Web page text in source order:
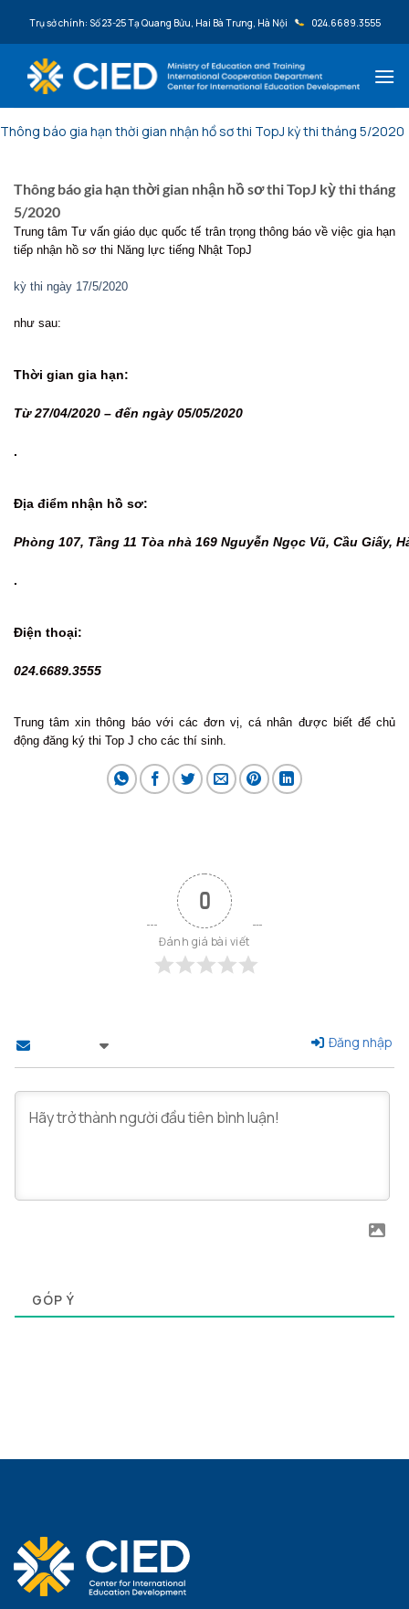
Trụ sở chính: Số 23-25 Tạ Quang Bửu, Hai Bà Trưng, Hà Nội 024.6689.3555
Thông báo gia hạn thời gian nhận hồ sơ thi TopJ kỳ thi tháng 5/2020
Thông báo gia hạn thời gian nhận hồ sơ thi TopJ kỳ thi tháng
5/2020
Trung tâm Tư vấn giáo dục quốc tế trân trọng thông báo về việc gia hạn
tiếp nhận hồ sơ thi Năng lực tiếng Nhật TopJ
kỳ thi ngày 17/5/2020
như sau:
Thời gian gia hạn:
Từ 27/04/2020 – đến ngày 05/05/2020
.
Địa điểm nhận hồ sơ:
Phòng 107, Tầng 11 Tòa nhà 169 Nguyễn Ngọc Vũ, Cầu Giấy,
.
Điện thoại:
024.6689.3555
Trung tâm xin thông báo với các đơn vị, cá nhân được biết để chủ
động đăng ký thi Top J cho các thí sinh.
0
Đánh giá bài viết
Đăng nhập
GÓP Ý